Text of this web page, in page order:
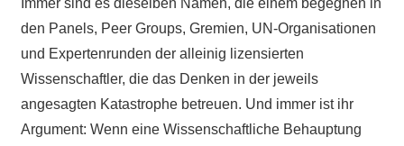
Immer sind es dieselben Namen, die einem begegnen in
den Panels, Peer Groups, Gremien, UN-Organisationen
und Expertenrunden der alleinig lizensierten
Wissenschaftler, die das Denken in der jeweils
angesagten Katastrophe betreuen. Und immer ist ihr
Argument: Wenn eine Wissenschaftliche Behauptung